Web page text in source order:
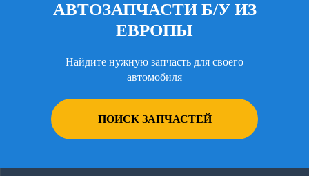
АВТОЗАПЧАСТИ Б/У ИЗ
ЕВРОПЫ
Найдите нужную запчасть для своего
автомобиля
ПОИСК ЗАПЧАСТЕЙ